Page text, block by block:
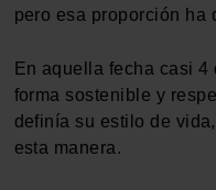
pero esa proporción ha
En aquella fecha casi
forma sostenible y
definía su estilo de
esta manera.